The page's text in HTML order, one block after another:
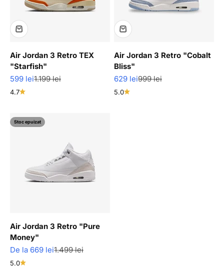
Air Jordan 3 Retro TEX
"Starfish"
Pret redus
599 leiPret normal
1.199 lei
4.7
Air Jordan 3 Retro "Cobalt
Bliss"
Pret redus
629 leiPret normal
999 lei
5.0
Stoc epuizat
Air Jordan 3 Retro "Pure
Money"
Pret redus
De la 669 leiPret normal
1.499 lei
5.0